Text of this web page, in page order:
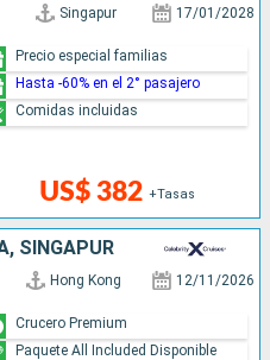
Singapur 17/01/2028
US$ 382 +Tasas
Precio especial familias
Hasta -60% en el 2° pasajero
Comidas incluidas
SINGAPUR
Hong Kong 12/11/2026
Crucero Premium
Paquete All Included Disponible